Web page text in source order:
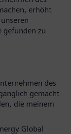
erhöht
gefunden zu
des
gemacht
die meinem
Global